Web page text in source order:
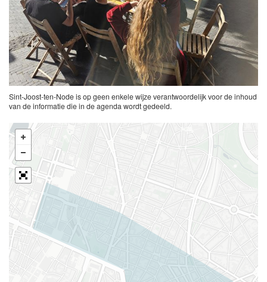
Sint-Joost-ten-Node is op geen enkele wijze verantwoordelijk voor de inhoud
van de informatie die in de agenda wordt gedeeld.